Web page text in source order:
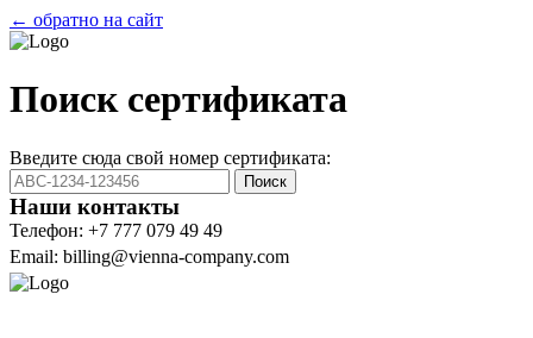
← обратно на сайт
Поиск сертификата
Введите сюда свой номер сертификата:
Поиск
Наши контакты
Телефон: +7 777 079 49 49
Email: billing@vienna-company.com